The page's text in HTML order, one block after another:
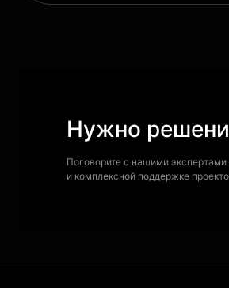
Нужно
Поговорите с нашими
и комплексной поддержке